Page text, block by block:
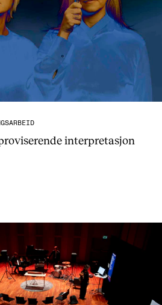
interpretasjon